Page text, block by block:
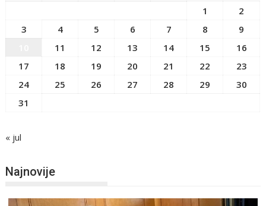
1
2
3
4 5 6 7 8
9
11 12 13 14 15
16
17
18 19 20 21 22
23
24
25 26 27 28 29
30
31
« jul
Najnovije